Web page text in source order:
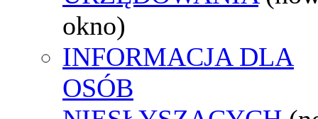
okno)
INFORMACJA DLA
OSÓB